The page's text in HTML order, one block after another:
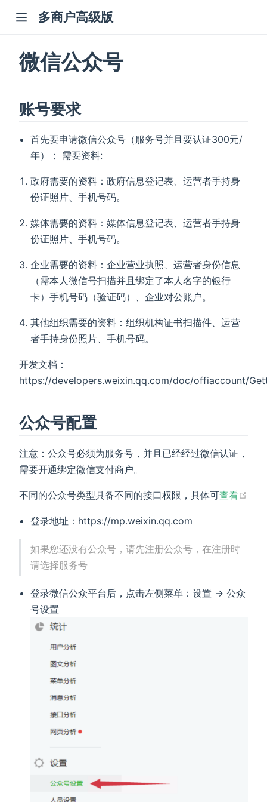
多商户高级版
微信公众号
账号要求
首先要申请微信公众号（服务号并且要认证300元/
年）； 需要资料:
政府需要的资料：政府信息登记表、运营者手持身
份证照片、手机号码。
媒体需要的资料：媒体信息登记表、运营者手持身
份证照片、手机号码。
企业需要的资料：企业营业执照、运营者身份信息
（需本人微信号扫描并且绑定了本人名字的银行
卡）手机号码（验证码）、企业对公账户。
其他组织需要的资料：组织机构证书扫描件、运营
者手持身份照片、手机号码。
开发文档：
https://developers.weixin.qq.com/doc/offiaccount/
公众号配置
注意：公众号必须为服务号，并且已经经过微信认证，
需要开通绑定微信支付商户。
不同的公众号类型具备不同的接口权限，具体可查看
登录地址：https://mp.weixin.qq.com
如果您还没有公众号，请先注册公众号，在注册时
请选择服务号
登录微信公众平台后，点击左侧菜单：设置 -> 公众
号设置